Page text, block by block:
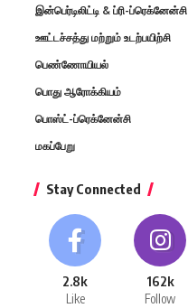
இன்பெர்டிலிட்டி & ப்ரி-ப்ரெக்னேன்சி
ஊட்டச்சத்து மற்றும் உடற்பயிற்சி
பெண்ணோயியல்
பொது ஆரோக்கியம்
பொஸ்ட்-ப்ரெக்னேன்சி
மகப்பேறு
Stay Connected
2.8k
Like
162k
Follow